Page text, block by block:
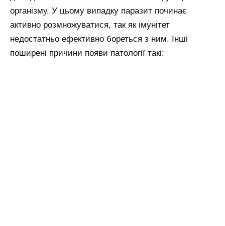
організму. У цьому випадку паразит починає
активно розмножуватися, так як імунітет
недостатньо ефективно бореться з ним. Інші
поширені причини появи патології такі: